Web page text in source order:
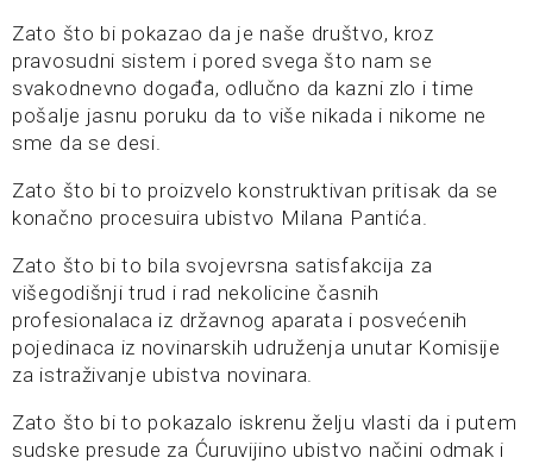
Zato što bi pokazao da je naše društvo, kroz
pravosudni sistem i pored svega što nam se
svakodnevno događa, odlučno da kazni zlo i time
pošalje jasnu poruku da to više nikada i nikome ne
sme da se desi.
Zato što bi to proizvelo konstruktivan pritisak da se
konačno procesuira ubistvo Milana Pantića.
Zato što bi to bila svojevrsna satisfakcija za
višegodišnji trud i rad nekolicine časnih
profesionalaca iz državnog aparata i posvećenih
pojedinaca iz novinarskih udruženja unutar Komisije
za istraživanje ubistva novinara.
Zato što bi to pokazalo iskrenu želju vlasti da i putem
sudske presude za Ćuruvijino ubistvo načini odmak i